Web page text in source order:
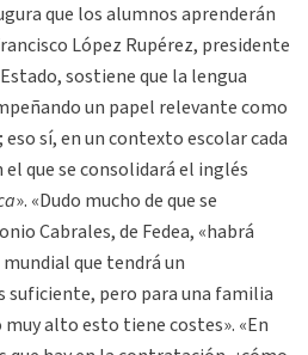
que los alumnos aprenderán
López Rupérez, presidente
sostiene que la lengua
un papel relevante como
sí, en un contexto escolar cada
que se consolidará el inglés
». «Dudo mucho de que se
Cabrales, de Fedea, «habrá
que tendrá un
pero para una familia
alto esto tiene costes». «En